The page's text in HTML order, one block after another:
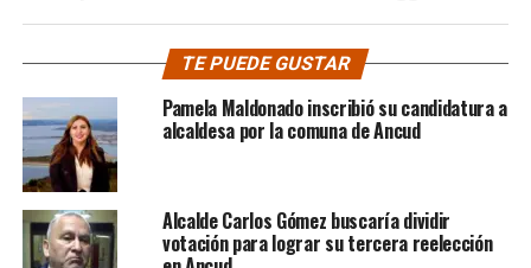
TE PUEDE GUSTAR
Pamela Maldonado inscribió su candidatura a
alcaldesa por la comuna de Ancud
Alcalde Carlos Gómez buscaría dividir
votación para lograr su tercera reelección